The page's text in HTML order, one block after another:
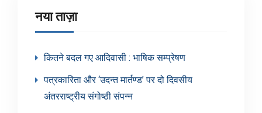
नया ताज़ा
कितने बदल गए आदिवासी : भाषिक सम्प्रेषण
पत्रकारिता और ‘उदन्त मार्तण्ड’ पर दो दिवसीय
अंतरराष्ट्रीय संगोष्ठी संपन्न